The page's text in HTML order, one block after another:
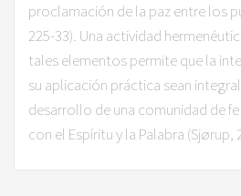
proclamación de la paz entre los
225-33). Una actividad
tales elementos permite que la
su aplicación práctica sean
desarrollo de una comunidad de
con el Espíritu y la Palabra (Sjørup,